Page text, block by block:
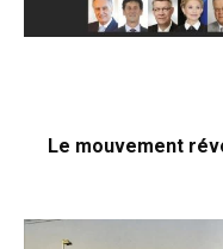
Le mouvement